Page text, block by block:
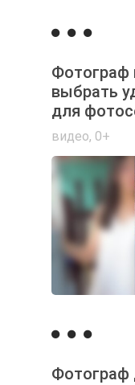
Фотограф
выбрать
для
видео, 0+
Фотограф